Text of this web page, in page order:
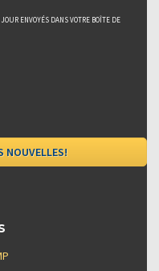
ENVOYÉS DANS VOTRE BOÎTE DE